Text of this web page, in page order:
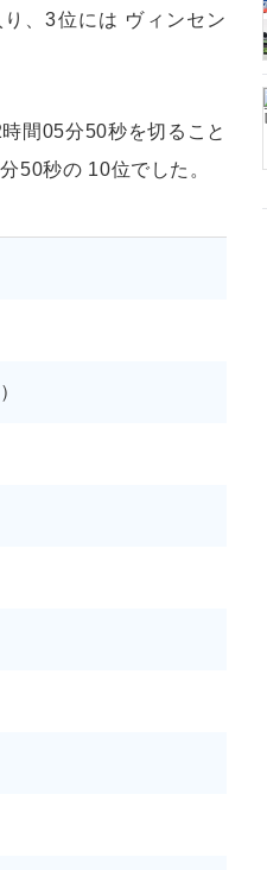
、3位には ヴィンセン
間05分50秒を切ること
50秒の 10位でした。